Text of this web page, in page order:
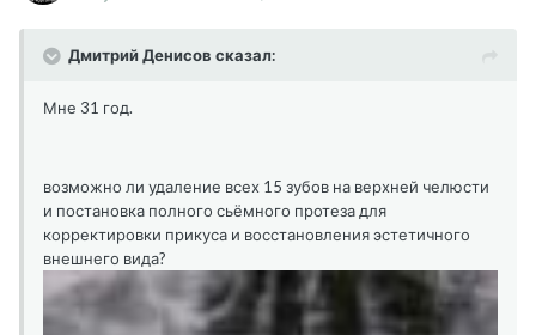
Дмитрий Денисов сказал:
Мне 31 год.
возможно ли удаление всех 15 зубов на верхней челюсти
и постановка полного сьёмного протеза для
корректировки прикуса и восстановления эстетичного
внешнего вида?